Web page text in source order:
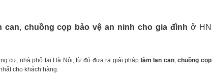
can, chuồng cọp bảo vệ an ninh cho gia đình ở HN
cư, nhà phố tại Hà Nội, từ đó đưa ra giải pháp làm lan can,chuồng cọp
cho khách hàng.